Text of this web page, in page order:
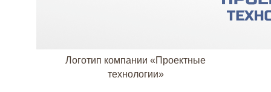
Логотип компании «Проектные
технологии»